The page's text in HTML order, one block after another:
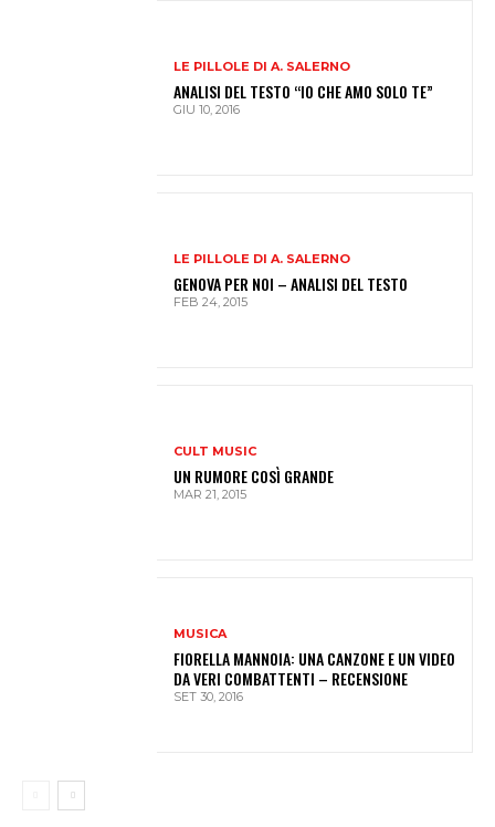
LE PILLOLE DI A. SALERNO
ANALISI DEL TESTO “IO CHE AMO SOLO TE”
GIU 10, 2016
LE PILLOLE DI A. SALERNO
GENOVA PER NOI – ANALISI DEL TESTO
FEB 24, 2015
CULT MUSIC
UN RUMORE COSÌ GRANDE
MAR 21, 2015
MUSICA
FIORELLA MANNOIA: UNA CANZONE E UN VIDEO
DA VERI COMBATTENTI – RECENSIONE
SET 30, 2016